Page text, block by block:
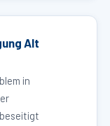
Alt
in